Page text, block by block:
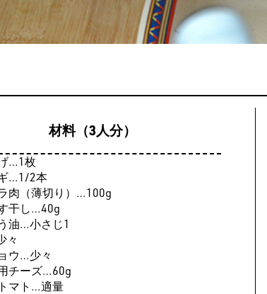
材料（3人分）
…1枚
…1/2本
肉（薄切り）…100g
干し…40g
油…小さじ1
々
ウ…少々
チーズ…60g
マト…適量